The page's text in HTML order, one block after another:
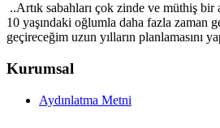
..Artık sabahları çok zinde ve müthiş bir
10 yaşındaki oğlumla daha fazla zaman
geçireceğim uzun yılların planlamasını
Kurumsal
Aydınlatma Metni